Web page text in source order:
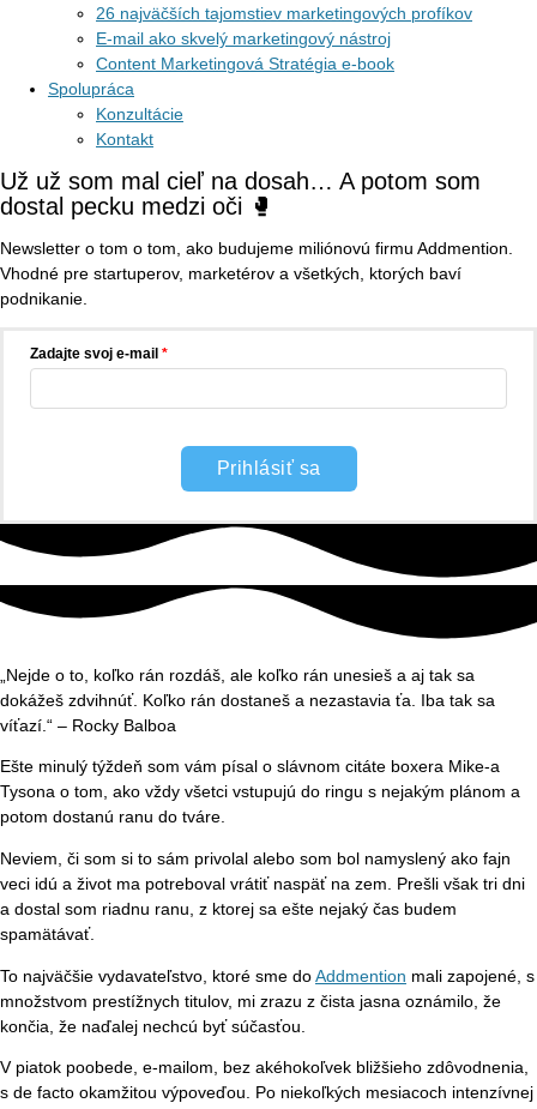
26 najväčších tajomstiev marketingových profíkov
E-mail ako skvelý marketingový nástroj
Content Marketingová Stratégia e-book
Spolupráca
Konzultácie
Kontakt
Už už som mal cieľ na dosah… A potom som
dostal pecku medzi oči 🥊
Newsletter o tom o tom, ako budujeme miliónovú firmu Addmention.
Vhodné pre startuperov, marketérov a všetkých, ktorých baví
podnikanie.
Zadajte svoj e-mail
Prihlásiť sa
„Nejde o to, koľko rán rozdáš, ale koľko rán unesieš a aj tak sa
dokážeš zdvihnúť. Koľko rán dostaneš a nezastavia ťa. Iba tak sa
víťazí.“ – Rocky Balboa
Ešte minulý týždeň som vám písal o slávnom citáte boxera Mike-a
Tysona o tom, ako vždy všetci vstupujú do ringu s nejakým plánom a
potom dostanú ranu do tváre.
Neviem, či som si to sám privolal alebo som bol namyslený ako fajn
veci idú a život ma potreboval vrátiť naspäť na zem. Prešli však tri dni
a dostal som riadnu ranu, z ktorej sa ešte nejaký čas budem
spamätávať.
To najväčšie vydavateľstvo, ktoré sme do Addmention mali zapojené, s
množstvom prestížnych titulov, mi zrazu z čista jasna oznámilo, že
končia, že naďalej nechcú byť súčasťou.
V piatok poobede, e-mailom, bez akéhokoľvek bližšieho zdôvodnenia,
s de facto okamžitou výpoveďou. Po niekoľkých mesiacoch intenzívnej